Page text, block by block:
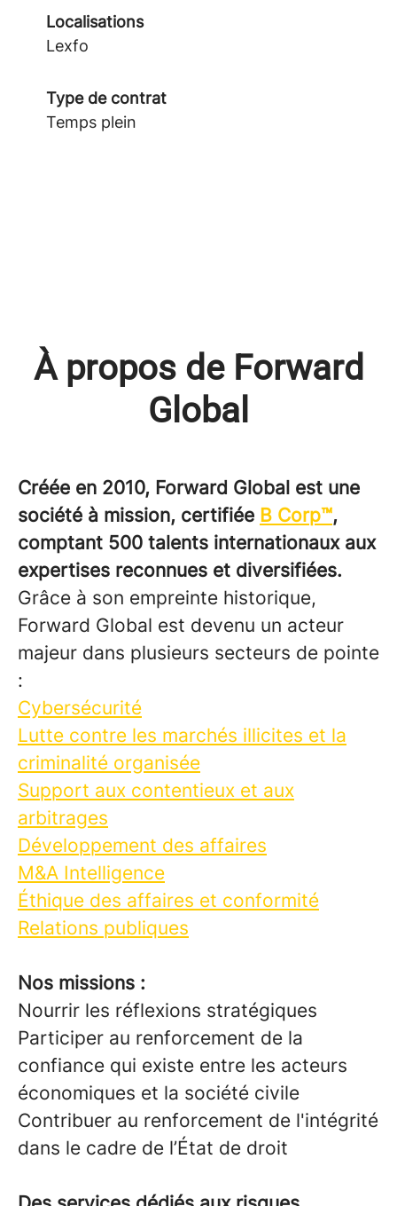
Localisations
Lexfo
Type de contrat
Temps plein
À propos de Forward
Global
Créée en 2010, Forward Global est une
société à mission, certifiée B Corp™,
comptant 500 talents internationaux aux
expertises reconnues et diversifiées.
Grâce à son empreinte historique,
Forward Global est devenu un acteur
majeur dans plusieurs secteurs de pointe
:
Cybersécurité
Lutte contre les marchés illicites et la
criminalité organisée
Support aux contentieux et aux
arbitrages
Développement des affaires
M&A Intelligence
Éthique des affaires et conformité
Relations publiques
Nos missions :
Nourrir les réflexions stratégiques
Participer au renforcement de la
confiance qui existe entre les acteurs
économiques et la société civile
Contribuer au renforcement de l'intégrité
dans le cadre de l’État de droit